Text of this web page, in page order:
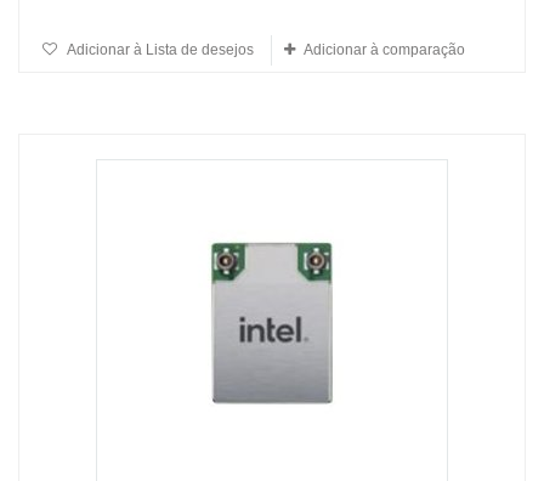
Adicionar à Lista de desejos Adicionar à comparação